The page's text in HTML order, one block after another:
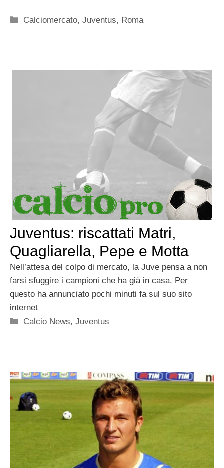
Categorie
Calciomercato,Juventus, Roma
Juventus: riscattati Matri,
Quagliarella, Pepe e Motta
Nell’attesa del colpo di mercato, la Juve pensa a non
farsi sfuggire i campioni che ha già in casa. Per
questo ha annunciato pochi minuti fa sul suo sito
internet
Categorie
Calcio News,Juventus